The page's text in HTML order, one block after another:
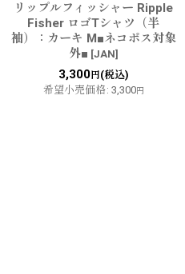
リップルフィッシャー Ripple
Fisher ロゴTシャツ（半
袖）：カーキ M■ネコポス対象
外■ [JAN]
3,300円(税込)
希望小売価格: 3,300円